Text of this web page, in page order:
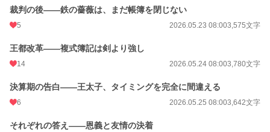
裁判の後——鉄の薔薇は、まだ帳簿を閉じない
5 2026.05.23 08:003,575文字
王都改革——複式簿記は剣より強し
14 2026.05.24 08:003,780文字
決算期の告白——王太子、タイミングを完全に間違える
6 2026.05.25 08:003,642文字
それぞれの答え——恩義と友情の決着